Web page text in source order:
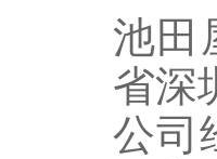
池田
省深
公司